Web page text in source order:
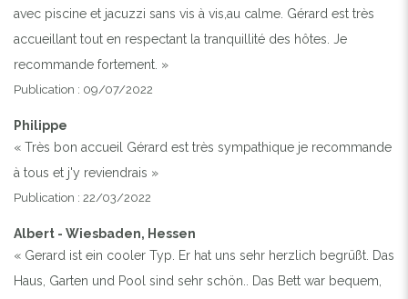
avec piscine et jacuzzi sans vis à vis,au calme. Gérard est très
accueillant tout en respectant la tranquillité des hôtes. Je
recommande fortement. »
Publication : 09/07/2022
Philippe
« Très bon accueil Gérard est très sympathique je recommande
à tous et j'y reviendrais »
Publication : 22/03/2022
Albert - Wiesbaden, Hessen
« Gerard ist ein cooler Typ. Er hat uns sehr herzlich begrüßt. Das
Haus, Garten und Pool sind sehr schön.. Das Bett war bequem,